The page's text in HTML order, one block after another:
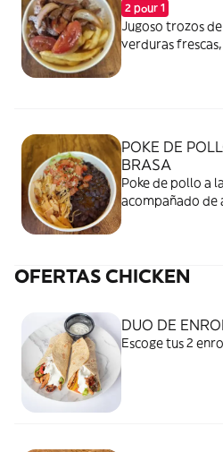
2 pour 1
Jugoso trozos
verduras
POKE DE
BRASA
Poke de pollo a
acompañado de
OFERTAS CHICKEN
DUO DE
Escoge tus 2